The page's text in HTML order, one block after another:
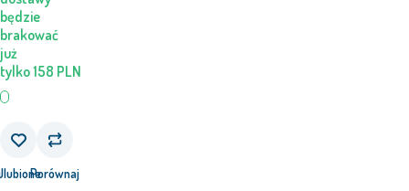
będzie
brakować
już
tylko158 PLN
Porównaj